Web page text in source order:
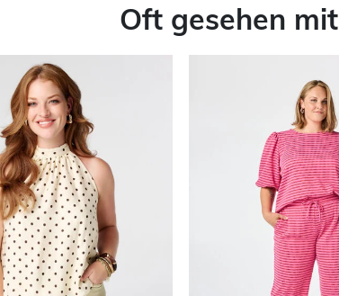
Oft gesehen mit